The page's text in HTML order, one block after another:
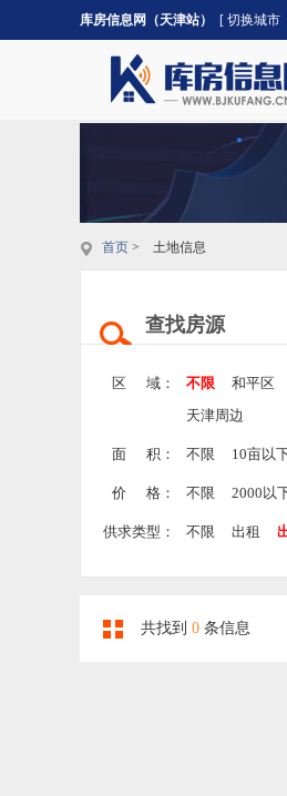
库房信息网（天津站） [ 切换城市
首页 > 土地信息
查找房源
区 域： 不限 和平区
天津周边
面 积： 不限 10亩以
价 格： 不限 2000以
供求类型： 不限 出租
共找到 0 条信息